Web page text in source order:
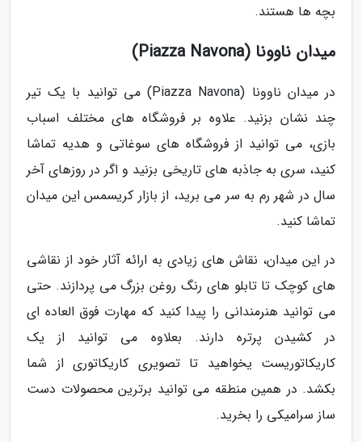
بچه ها هستند.
میدان ناوونا (Piazza Navona)
در میدان ناوونا (Piazza Navona) می توانید با یک تیر
چند نشان بزنید. علاوه بر فروشگاه های مختلف اسباب
بازی، می توانید از فروشگاه های سوغاتی و هدیه تماشا
کنید، سری به جاذبه های تاریخی بزنید و اگر در روزهای آخر
سال در شهر رم به سر می برید، از بازار کریسمس این میدان
تماشا کنید.
در این میدان، نقاش های زیادی به ارائه آثار خود از نقاشی
های کوچک تا تابلو های رنگ روغن بزرگ می پردازند. حتی
می توانید هنرمندانی را پیدا کنید که مهارت فوق العاده ای
در کشیدن پرتره دارند. بعلاوه می توانید از یک
کاریکاتوریست یخواهید تا تصویری کاریکاتوری از شما
بکشد. در همین منطقه می توانید برترین محصولات دست
ساز سرامیکی را بخرید.